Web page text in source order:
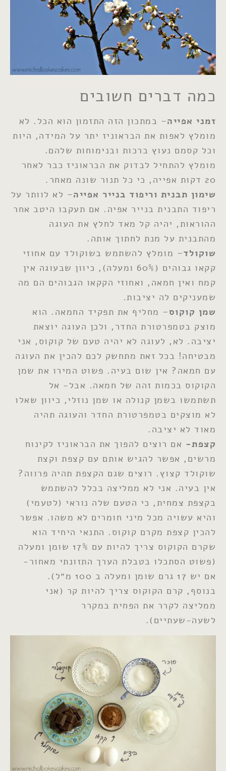
כמה דברים חשובים
זמני אפייה– במתכון הזה התזמון הוא הכל. לא
מומלץ לאפות את הבראוניז יתר על המידה, היות
וכל קסמם נעוץ ברכות ובנימוחות שלהם.
מומלץ להתחיל לבדוק את הבראוניז כבר לאחר
20 דקות אפייה, כי כל תנור שונה מאחר.
שימון תבנית וריפוד בנייר אפייה– לא לוותר על
ריפוד התבנית בנייר אפיה. אם תעקבו היטב אחר
ההוראות, יהיה קל מאד לחלץ את העוגה
מהתבנית על מנת לחתוך אותה.
שוקולד– מומלץ להשתמש בשוקולד עם אחוזי
קקאו גבוהים (60% ומעלה), כיוון שבעוגה אין
קמח ואין חמאה, ואחוזי הקקאו הגבוהים הם מה
שמעניקים לה יציבות.
שמן קוקוס– מחליף את תפקיד החמאה. הוא
מוצק בטמפרטורת החדר, ולכן העוגה יוצאת
יציבה. לא, לעוגה לא יהיה טעם של קוקוס, אני
מבטיחה! בכל זאת מתחשק לכם להכין את העוגה
עם חמאה? אין שום בעיה. פשוט המירו את שמן
הקוקוס בכמות זהה של חמאה. אבל- אל
תשתמשו בשמן קנולה או שמן נוזלי, כיוון שאלו
לא מוצקים בטמפרטורת החדר והעוגה תהיה
מאוד לא יציבה.
קצפת- אם רוצים להפוך את הבראוניז לקינוח
מרשים, אפשר להגיש אותם עם קצפת וקצת
שוקולד קצוץ. רוצים שגם הקצפת תהיה פרווה?
אין בעיה. אני לא ממליצה בכלל להשתמש
בקצפת צמחית, כי הטעם שלה נוראי (לטעמי)
והיא עשויה מכל מיני חומרים לא משהו. אפשר
להכין קצפת מקרם קוקוס. התנאי היחיד הוא
שקרם הקוקוס צריך להיות עם 17% שומן ומעלה
(פשוט הסתכלו בטבלת הערך התזונתי מאחור-
אם יש 17 גרם שומן ומעלה ב 100 מ״ל).
בנוסף, קרם הקוקוס צריך להיות קר (אני
ממליצה לקרר את הפחית במקרר
לשעה-שעתיים).